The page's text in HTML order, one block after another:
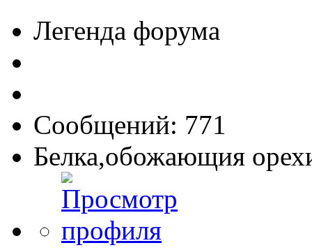
Легенда форума
Сообщений: 771
Белка,обожающия